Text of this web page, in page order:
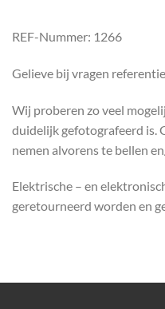
REF-Nummer: 1266
Gelieve bij vragen
Wij proberen zo veel
duidelijk gefotografeerd is.
nemen alvorens te bellen
Elektrische – en
geretourneerd worden en